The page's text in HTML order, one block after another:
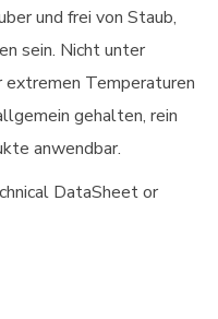
und frei von Staub,
sein. Nicht unter
extremen Temperaturen
gehalten, rein
anwendbar.
DataSheet or